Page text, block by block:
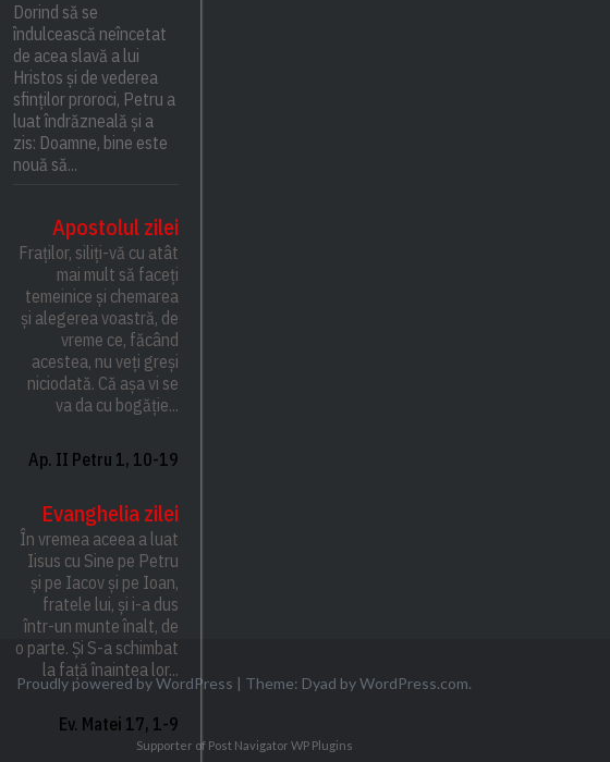
Dorind să se
îndulcească neîncetat
de acea slavă a lui
Hristos și de vederea
sfinților proroci, Petru a
luat îndrăzneală și a
zis: Doamne, bine este
nouă să...
Apostolul zilei
Fraților, siliți-vă cu atât
mai mult să faceți
temeinice și chemarea
și alegerea voastră, de
vreme ce, făcând
acestea, nu veți greși
niciodată. Că așa vi se
va da cu bogăție...
Ap. II Petru 1, 10-19
Evanghelia zilei
În vremea aceea a luat
Iisus cu Sine pe Petru
și pe Iacov și pe Ioan,
fratele lui, și i-a dus
într-un munte înalt, de
o parte. Și S-a schimbat
la față înaintea lor...
Ev. Matei 17, 1-9
Proudly powered by WordPress | Theme: Dyad byWordPress.com.
Supporter of Post Navigator WP Plugins